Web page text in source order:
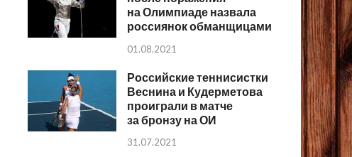
на Олимпиаде назвала
россиянок обманщицами
01.08.2021
Российские теннисистки
Веснина и Кудерметова
проиграли в матче
за бронзу на ОИ
31.07.2021